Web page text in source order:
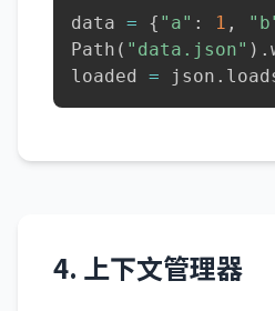
data = { "a" : 1 ,
Path ( "data.json" ) .
loaded = json .
4. 上下文管理器